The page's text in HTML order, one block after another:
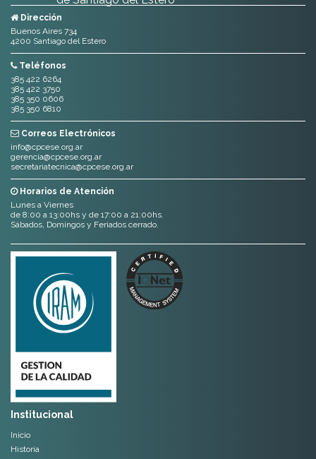
Dirección
Buenos Aires 734
4200 Santiago del Estero
Teléfonos
385 422 6264
385 422 3750
385 350 0606
385 350 6810
Correos Electrónicos
info@cpcese.org.ar
gerencia@cpcese.org.ar
secretariatecnica@cpcese.org.ar
Horarios de Atención
Lunes a Viernes
de 8:00 a 13:00hs y de 17:00 a 21:00hs.
Sábados, Domingos y Feriados cerrado.
Institucional
Inicio
Historia